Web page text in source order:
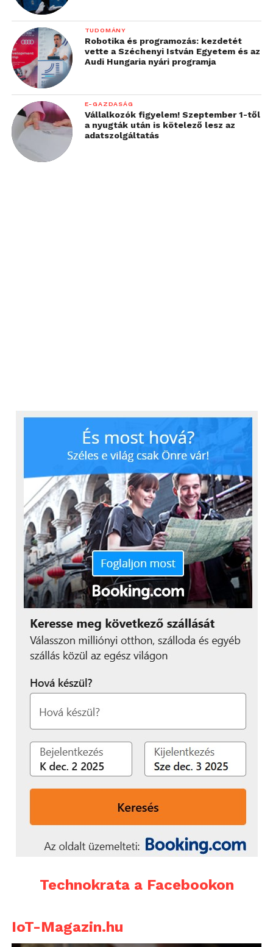
TUDOMÁNY
Robotika és programozás: kezdetét
vette a Széchenyi István Egyetem és az
Audi Hungaria nyári programja
E-GAZDASÁG
Vállalkozók figyelem! Szeptember 1-től
a nyugták után is kötelező lesz az
adatszolgáltatás
Technokrata a Facebookon
IoT-Magazin.hu